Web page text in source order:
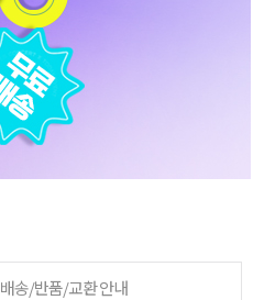
배송/반품/교환 안내